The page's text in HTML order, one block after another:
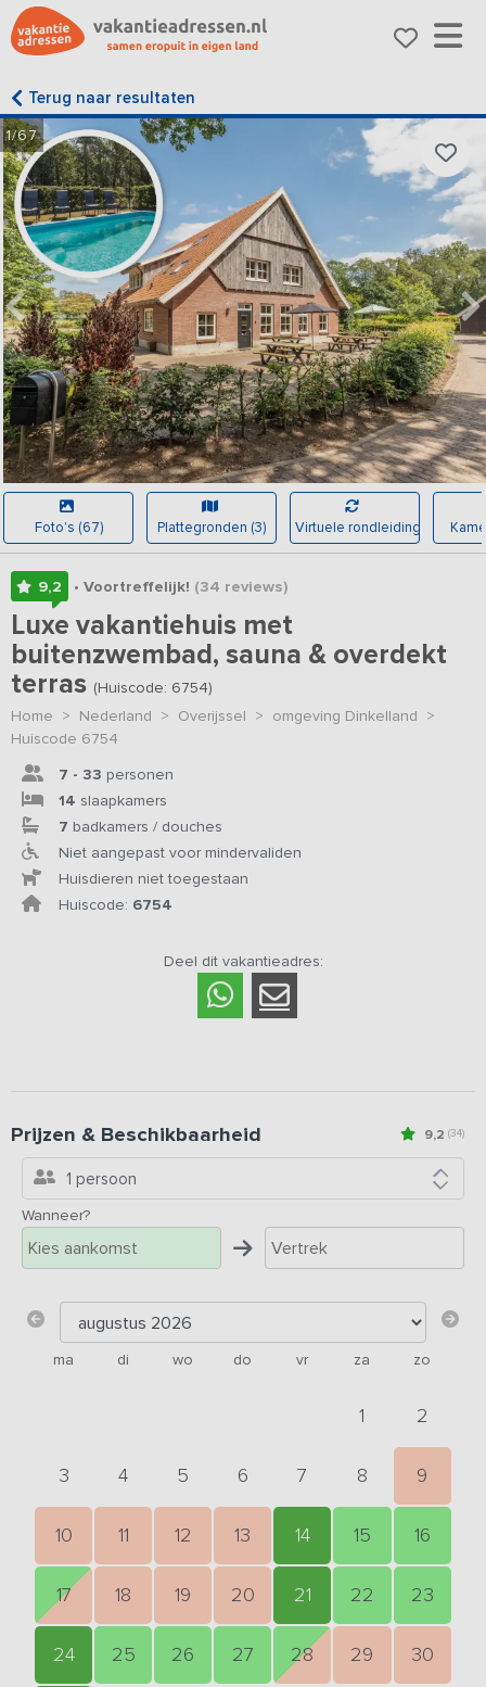
Terug naar resultaten
1/67
Foto's (67) Plattegronden (3) Virtuele rondleiding
9,2 • Voortreffelijk! (34 reviews)
Luxe vakantiehuis met
buitenzwembad, sauna & overdekt
terras (Huiscode: 6754)
Home > Nederland > Overijssel > omgeving Dinkelland >
Huiscode 6754
7 - 33 personen
14 slaapkamers
7 badkamers / douches
Niet aangepast voor mindervaliden
Huisdieren niet toegestaan
Huiscode: 6754
Deel dit vakantieadres:
9,2 (34)
Prijzen & Beschikbaarheid
1 persoon
Wanneer?
ma di wo do vr za zo
1 2
3 4 5 6 7 8 9
10 11 12 13 14 15 16
17 18 19 20 21 22 23
24 25 26 27 28 29 30